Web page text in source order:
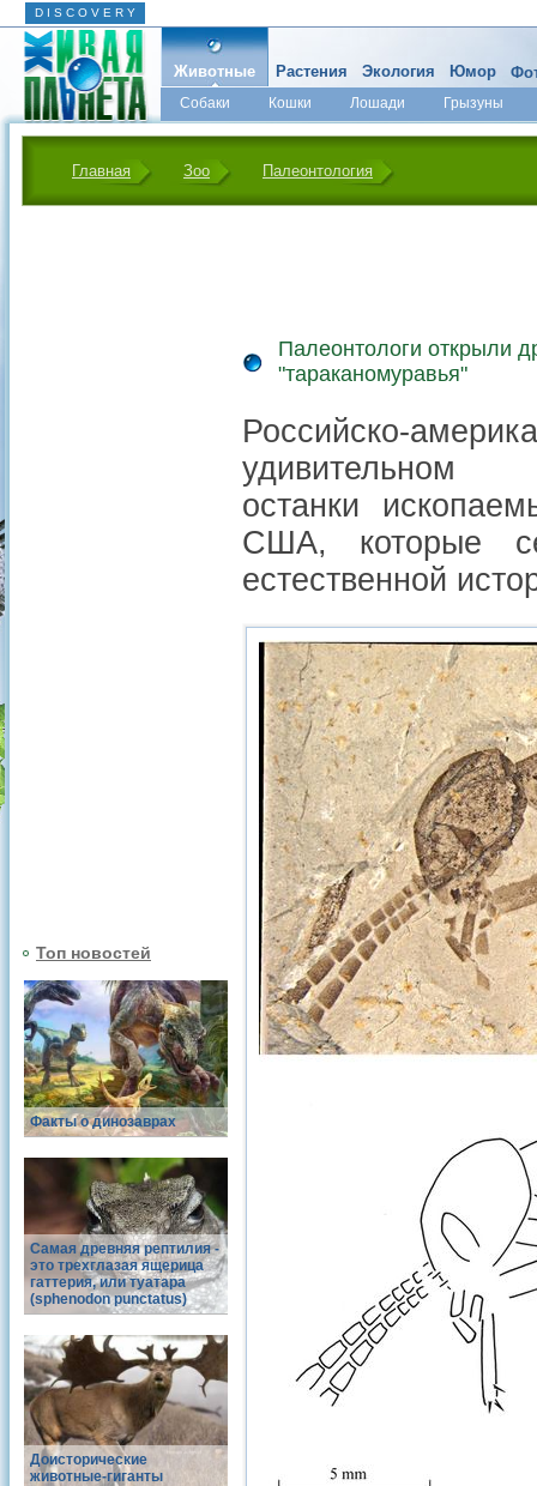
D I S C O V E R Y
Животные
Собаки Кошки Лошади
Грызуны
Микромир
Растения Экология Юмор
Главная Зоо Палеонтология
Топ новостей
Факты о динозаврах
Самая древняя рептилия -
это трехглазая ящерица
гаттерия, или туатара
(sphenodon punctatus)
Доисторические
животные-гиганты
Палеонтологи открыли
"тараканомуравья"
Российско-
останки
США, которые
естественной